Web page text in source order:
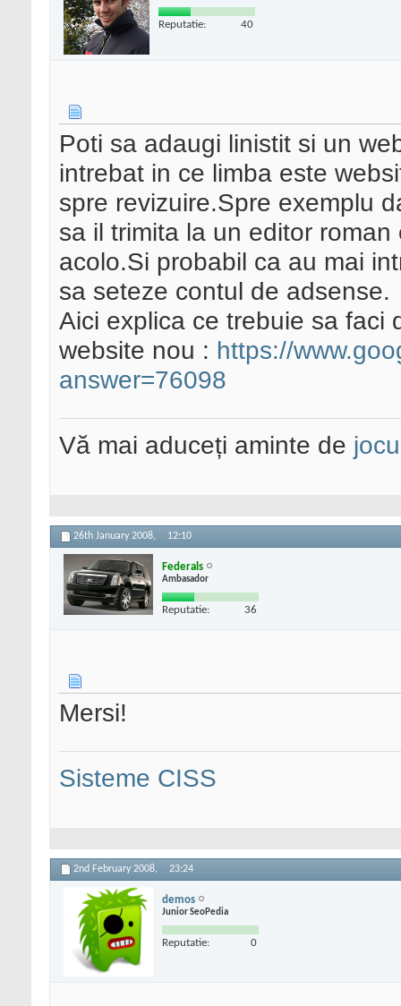
Reputatie: 40
Poti sa adaugi linistit si un
intrebat in ce limba este
spre revizuire.Spre exemplu
sa il trimita la un editor
acolo.Si probabil ca au mai
sa seteze contul de adsense.
Aici explica ce trebuie sa faci
website nou : https://
answer=76098
Vă mai aduceți aminte de
26th January 2008, 12:10
Federals
Ambasador
Reputatie: 36
Mersi!
Sisteme CISS
2nd February 2008, 23:24
demos
Junior SeoPedia
Reputatie: 0